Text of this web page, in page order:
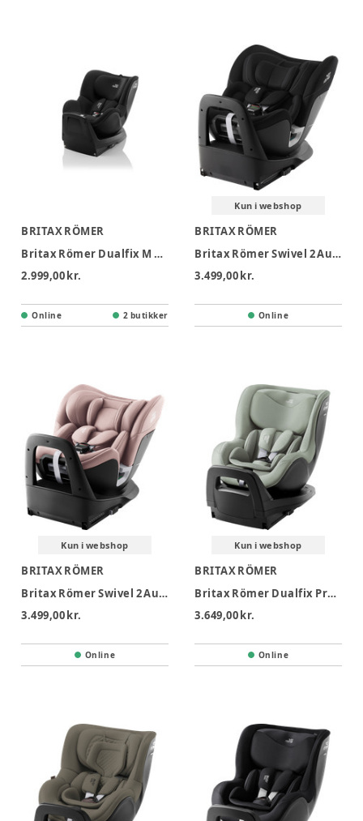
BRITAX RÖMER
Britax Römer Dualfix M Plus Autostol - Space Black
2.999,00 kr.
Online 2 butikker
Kun i webshop
BRITAX RÖMER
Britax Römer Swivel 2 Autostol - Space Black
3.499,00 kr.
Online
Kun i webshop
BRITAX RÖMER
Britax Römer Swivel 2 Autostol - Dusty Rose
3.499,00 kr.
Online
Kun i webshop
BRITAX RÖMER
Britax Römer Dualfix Pro M Style Autostol - Sage Green
3.649,00 kr.
Online